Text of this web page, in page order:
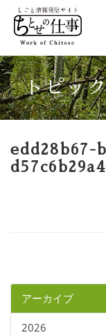
トピッ
edd28b67-
アーカイブ
2026